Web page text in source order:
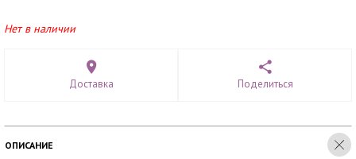
Нет в наличии
Доставка Поделиться
ОПИСАНИЕ